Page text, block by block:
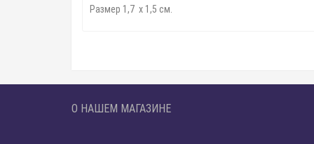
Размер 1,7 х 1,5 см.
О НАШЕМ МАГАЗИНЕ